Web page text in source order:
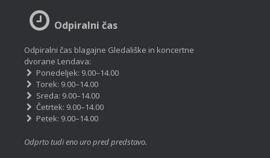
Odpiralni čas
Odpiralni čas blagajne Gledališke in koncertne
dvorane Lendava:
Ponedeljek: 9.00–14.00
Torek: 9.00–14.00
Sreda: 9.00–14.00
Četrtek: 9.00–14.00
Petek: 9.00–14.00
Odprto tudi eno uro pred predstavo.